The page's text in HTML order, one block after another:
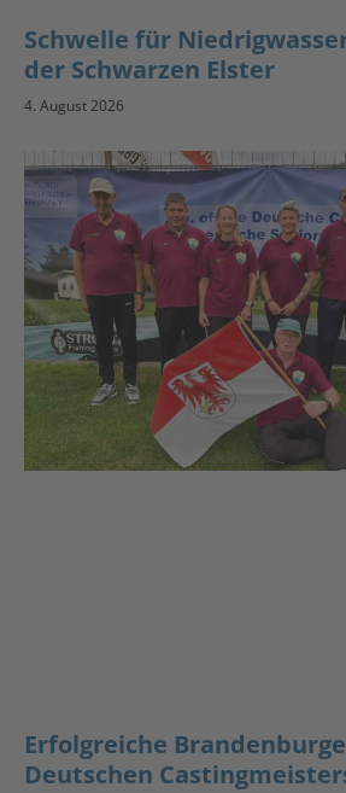
Schwelle für
der Schwarzen Elster
4. August 2026
Erfolgreiche
Deutschen